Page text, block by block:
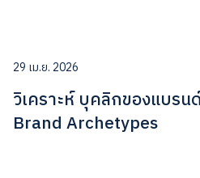
29 เม.ย. 2026
วิเคราะห์ บุคลิกของแบร
Brand Archetypes